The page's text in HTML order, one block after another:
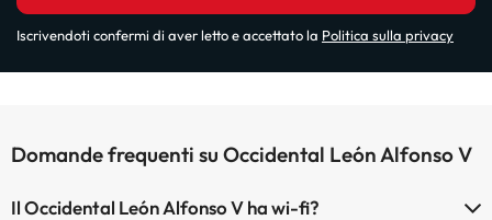
Iscrivendoti confermi di aver letto e accettato la Politica sulla privacy
Domande frequenti su Occidental León Alfonso V
Il Occidental León Alfonso V ha wi-fi?